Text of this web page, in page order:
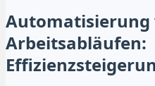
Automatisierung
Arbeitsabläufen: